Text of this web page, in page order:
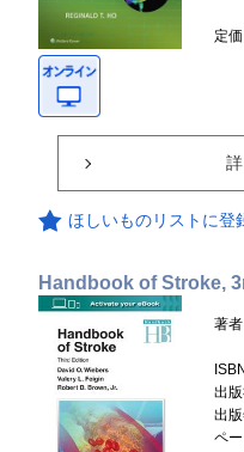
定
ほしいものリストに登
Handbook of Stroke,
著者
出
出
ペ